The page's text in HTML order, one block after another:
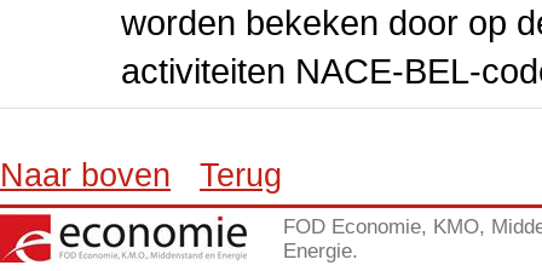
worden bekeken door op
activiteiten NACE-BEL-
Naar boven Terug
FOD Economie, KMO,
Energie.